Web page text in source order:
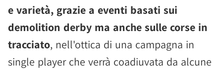
e varietà, grazie a eventi basati sui
demolition derby ma anche sulle corse in
tracciato, nell'ottica di una campagna in
single player che verrà coadiuvata da alcune